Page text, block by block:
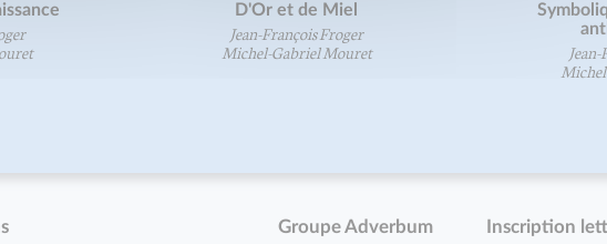
D'Or et de Miel
Jean-François Froger
Michel-Gabriel Mouret
Groupe Adverbum Inscription